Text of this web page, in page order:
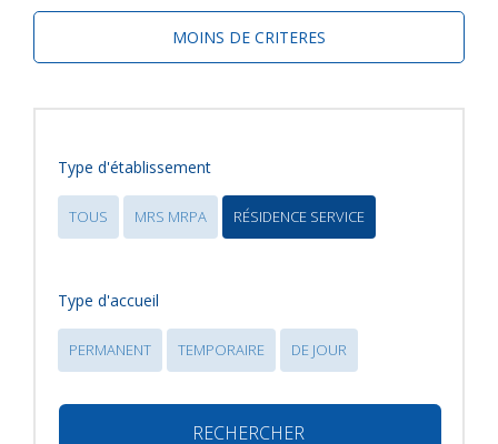
MOINS DE CRITERES
Type d'établissement
TOUS MRS MRPA RÉSIDENCE SERVICE
Type d'accueil
PERMANENT TEMPORAIRE DE JOUR
RECHERCHER